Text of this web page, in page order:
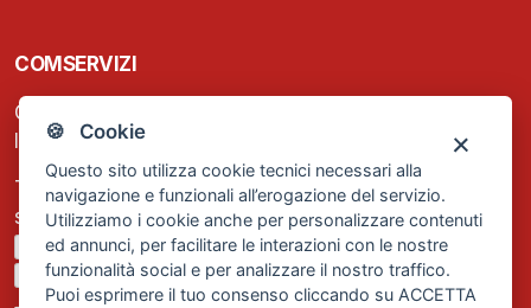
🍪 Cookie
Questo sito utilizza cookie tecnici necessari alla
navigazione e funzionali all’erogazione del servizio.
Utilizziamo i cookie anche per personalizzare contenuti
ed annunci, per facilitare le interazioni con le nostre
funzionalità social e per analizzare il nostro traffico.
Puoi esprimere il tuo consenso cliccando su ACCETTA
COMSERVIZI
C.F. e P.IVA: 13474420158
Iscrizione REA Milano n. 1656740
Tel. +39 02 2838 1307
segreteria@comservizi.eu
Privacy Policy
Cookie Policy